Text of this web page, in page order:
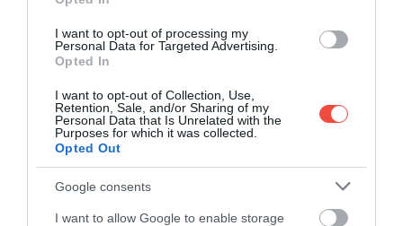
I want to opt-out of processing my
Personal Data for Targeted Advertising.
Opted In
I want to opt-out of Collection, Use,
Retention, Sale, and/or Sharing of my
Personal Data that Is Unrelated with the
Purposes for which it was collected.
Opted Out
Google consents
I want to allow Google to enable storage